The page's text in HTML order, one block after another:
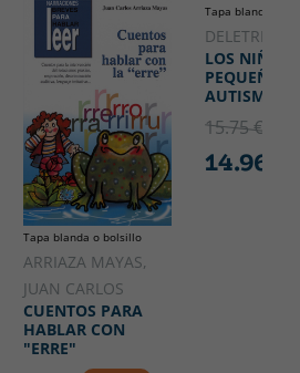
Tapa blanda o bolsillo
ARRIAZA MAYAS,
JUAN CARLOS
CUENTOS PARA
HABLAR CON
"ERRE"
Tapa blanda o
DELETREA
LOS NIÑOS
PEQUEÑOS
AUTISMO
15.75 €
14.96 €